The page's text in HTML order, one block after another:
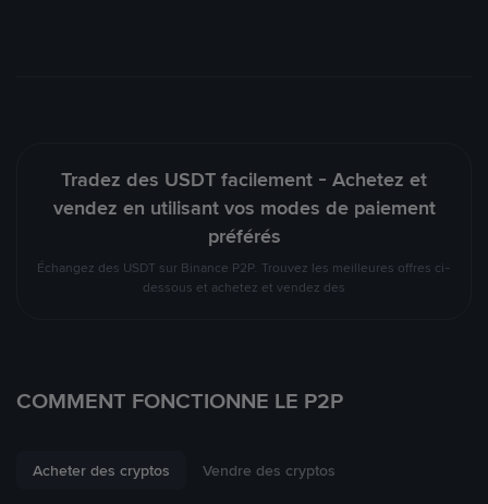
Tradez des USDT facilement - Achetez et
vendez en utilisant vos modes de paiement
préférés
Échangez des USDT sur Binance P2P. Trouvez les meilleures offres ci-
dessous et achetez et vendez des
COMMENT FONCTIONNE LE P2P
Acheter des cryptos Vendre des cryptos